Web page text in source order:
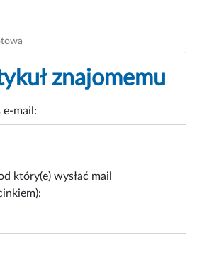
znajomemu
e-mail:
który(e) wysłać mail